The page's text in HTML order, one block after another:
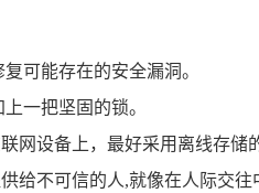
可能存在的安全漏洞。
一把坚固的锁。
设备上，最好采用离线存储
给不可信的人,就像在人际交往